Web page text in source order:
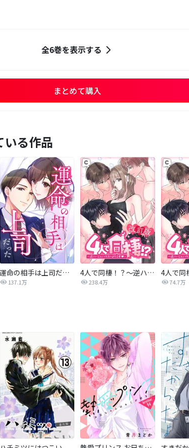
全6巻を表示する
まとめて購入
いる作品
運命の相手は上司だった
137.1万
4人で同棲！？～逆ハーレムハウスへようこそ♥～【改訂版】
238.4万 74.7万